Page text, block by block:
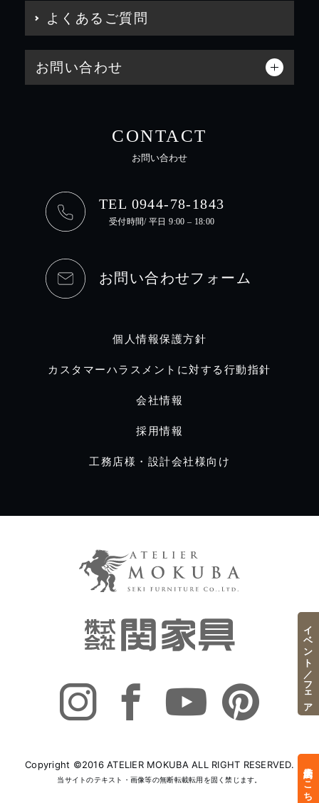
よくあるご質問
お問い合わせ
CONTACT
お問い合わせ
TEL 0944-78-1843
受付時間/ 平日 9:00 – 18:00
お問い合わせフォーム
個人情報保護方針
カスタマーハラスメントに対する行動指針
会社情報
採用情報
工務店様・設計会社様向け
Copyright ©2016 ATELIER MOKUBA ALL RIGHT RESERVED.
当サイトのテキスト・画像等の無断転載転用を固く禁じます。 来店予約はこちら
イベント／フェア